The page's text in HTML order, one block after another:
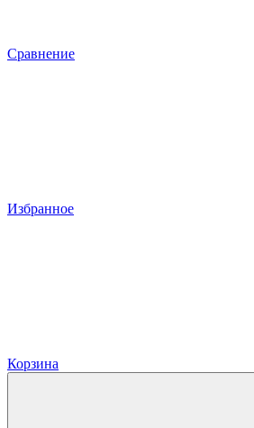
Сравнение
Избранное
Корзина